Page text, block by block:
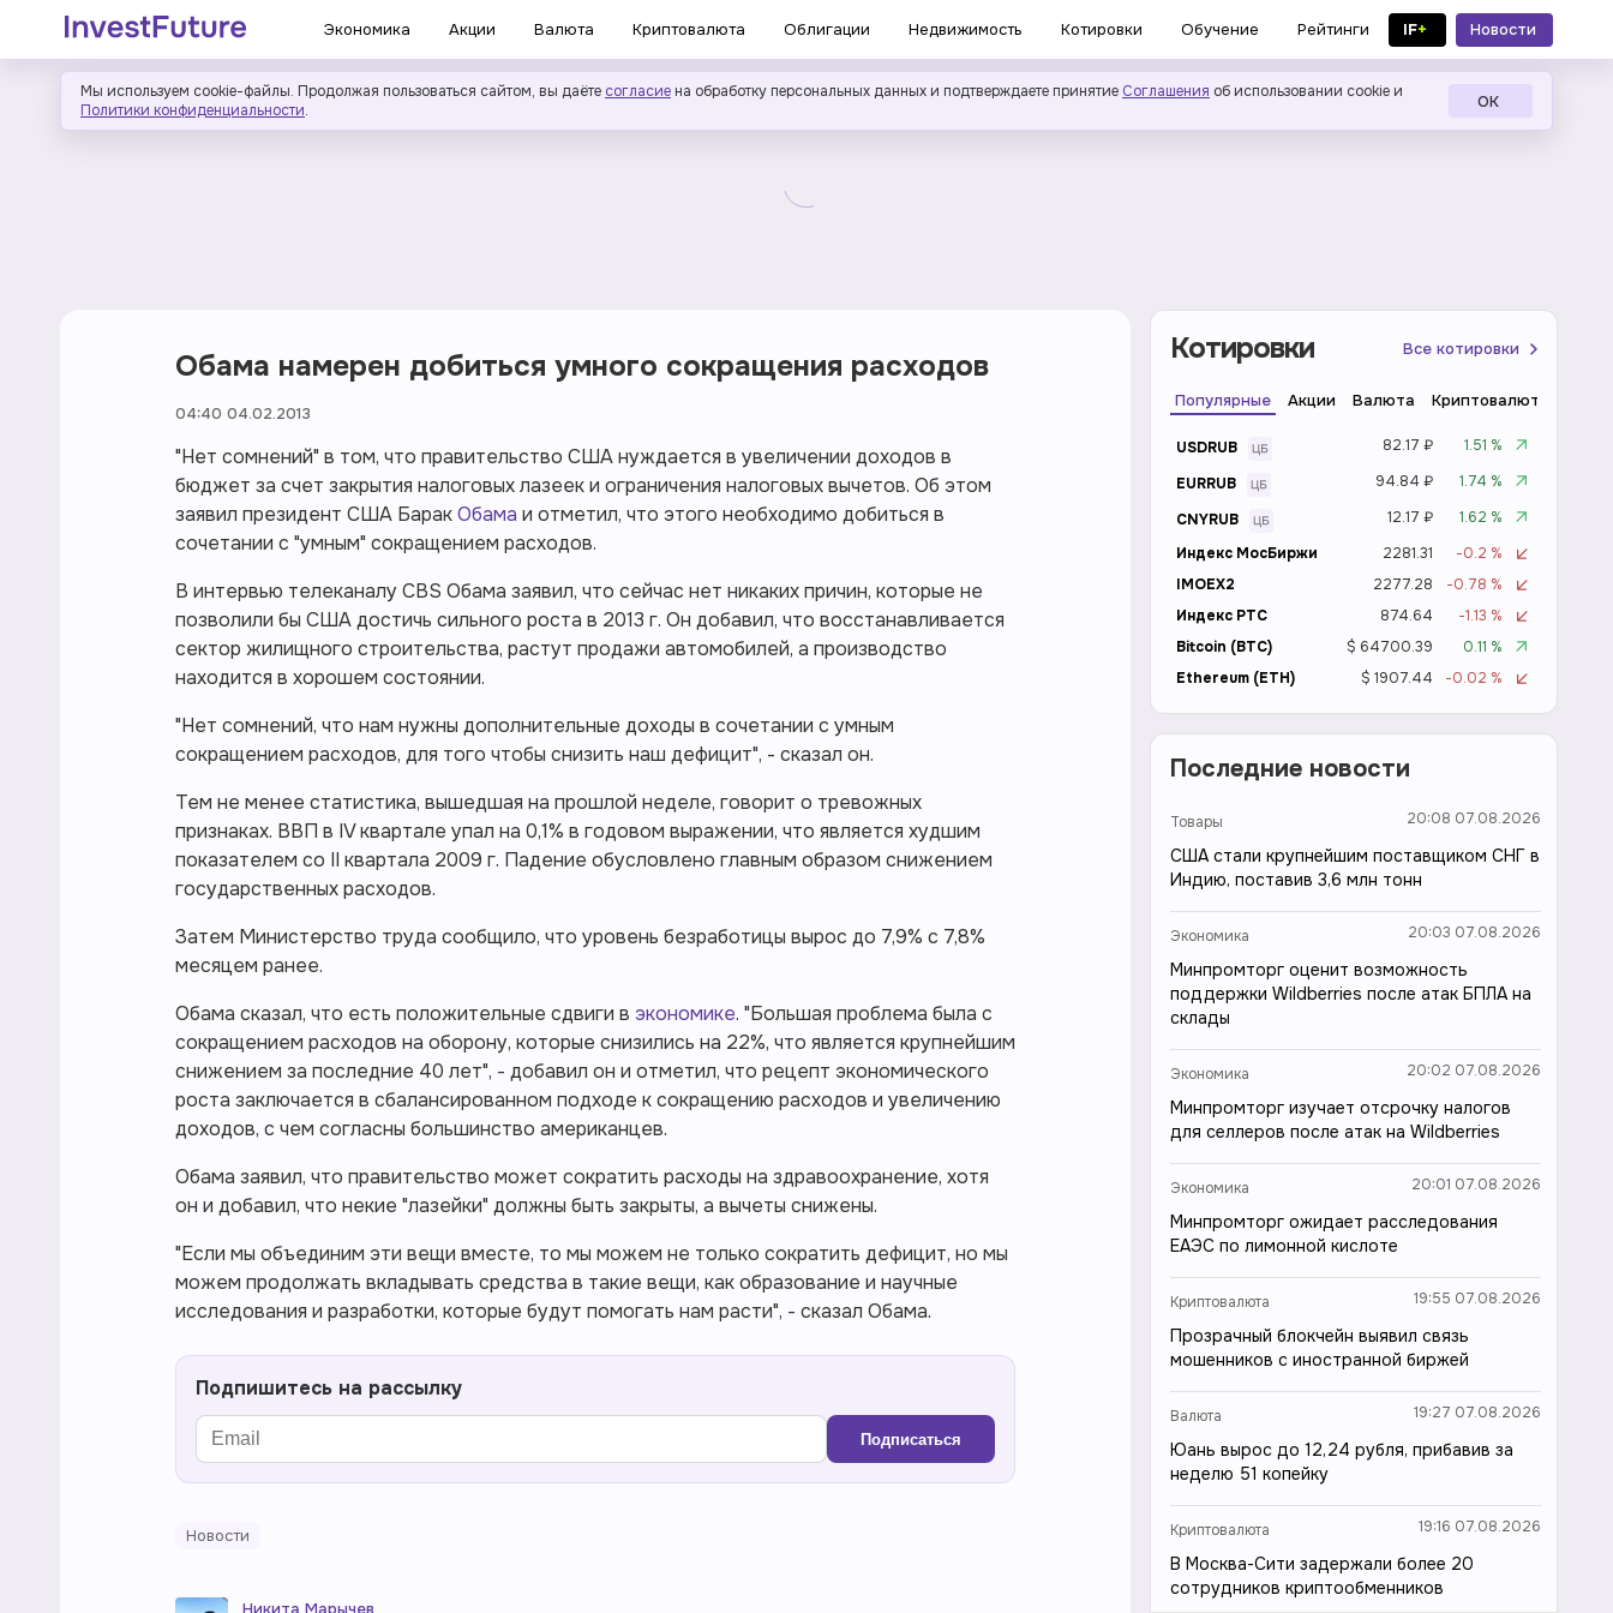
Экономика Акции Валюта Криптовалюта Облигации Недвижимость Котировки Обучение Рейтинги IF+
Новости
в MAX
Мы используем cookie-файлы. Продолжая пользоваться сайтом, вы даёте согласие на обработку персональных данных и подтверждаете принятие Соглашения об использовании cookie и
Политики конфиденциальности. ОК
Обама намерен добиться умного сокращения расходов
04:40 04.02.2013
"Нет сомнений" в том, что правительство США нуждается в увеличении доходов в
бюджет за счет закрытия налоговых лазеек и ограничения налоговых вычетов. Об этом
заявил президент США БаракОбама и отметил, что этого необходимо добиться в
сочетании с "умным" сокращением расходов.
В интервью телеканалу CBS Обама заявил, что сейчас нет никаких причин, которые не
позволили бы США достичь сильного роста в 2013 г. Он добавил, что восстанавливается
сектор жилищного строительства, растут продажи автомобилей, а производство
находится в хорошем состоянии.
"Нет сомнений, что нам нужны дополнительные доходы в сочетании с умным
сокращением расходов, для того чтобы снизить наш дефицит", - сказал он.
Тем не менее статистика, вышедшая на прошлой неделе, говорит о тревожных
признаках. ВВП в IV квартале упал на 0,1% в годовом выражении, что является худшим
показателем со II квартала 2009 г. Падение обусловлено главным образом снижением
государственных расходов.
Затем Министерство труда сообщило, что уровень безработицы вырос до 7,9% с 7,8%
месяцем ранее.
Обама сказал, что есть положительные сдвиги в экономике. "Большая проблема была с
сокращением расходов на оборону, которые снизились на 22%, что является крупнейшим
снижением за последние 40 лет", - добавил он и отметил, что рецепт экономического
роста заключается в сбалансированном подходе к сокращению расходов и увеличению
доходов, с чем согласны большинство американцев.
Обама заявил, что правительство может сократить расходы на здравоохранение, хотя
он и добавил, что некие "лазейки" должны быть закрыты, а вычеты снижены.
"Если мы объединим эти вещи вместе, то мы можем не только сократить дефицит, но мы
можем продолжать вкладывать средства в такие вещи, как образование и научные
исследования и разработки, которые будут помогать нам расти", - сказал Обама.
Подпишитесь на рассылку
Подписаться
Новости
Никита Марычев
Котировки Все котировки
Популярные Акции Валюта Криптовалюта
USDRUB 82.17 ₽
1.51 %
EURRUB
94.84 ₽
1.74 %
CNYRUB
12.17 ₽
1.62 %
Индекс МосБиржи
2281.31
-0.2 %
IMOEX2
2277.28
-0.78 %
Индекс РТС
874.64
-1.13 %
Bitcoin (BTC)
$ 64700.39
0.11 %
Ethereum (ETH)
$ 1907.44 -0.02 %
Последние новости
Товары 20:08 07.08.2026
США стали крупнейшим поставщиком СНГ в
Индию, поставив 3,6 млн тонн
Экономика 20:03 07.08.2026
Минпромторг оценит возможность
поддержки Wildberries после атак БПЛА на
склады
Экономика 20:02 07.08.2026
Минпромторг изучает отсрочку налогов
для селлеров после атак на Wildberries
Экономика 20:01 07.08.2026
Минпромторг ожидает расследования
ЕАЭС по лимонной кислоте
Криптовалюта 19:55 07.08.2026
Прозрачный блокчейн выявил связь
мошенников с иностранной биржей
Валюта 19:27 07.08.2026
Юань вырос до 12,24 рубля, прибавив за
неделю 51 копейку
Криптовалюта 19:16 07.08.2026
В Москва-Сити задержали более 20
сотрудников криптообменников